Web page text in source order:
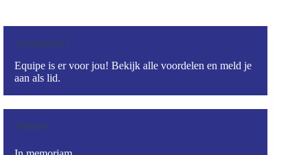
Aanmelden?
Equipe is er voor jou! Bekijk alle voordelen en meld je
aan als lid.
Nieuws